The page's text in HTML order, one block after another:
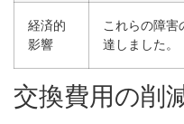
経済的
影響
これらの障
達しました。
交換費用の削